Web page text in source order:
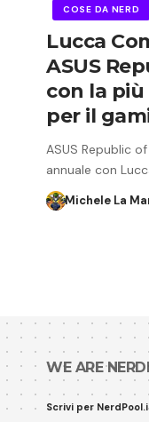
COSE DA NERD
Lucca
ASUS
con la
per il
ASUS Republic
annuale con
Michele La
WE ARE
Scrivi per